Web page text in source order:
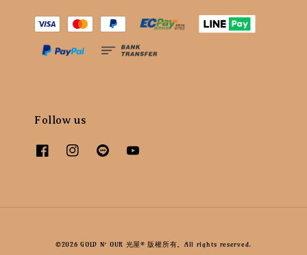
Follow us
©2026 GOLD N’ OUR 光屋® 版權所有。All rights reserved.